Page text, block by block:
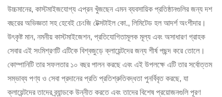
উচ্চমানের, কাস্টমাইজযোগ্য এপ্রন খুঁজছেন এমন ব্যবসায়িক প্রতিষ্ঠানগুলির জন্য দশ
বছরের অভিজ্ঞতা সহ হেবেই চেংজি টেক্সটাইল কো., লিমিটেড হল আদর্শ অংশীদার।
উৎকৃষ্ট মান, নমনীয় কাস্টমাইজেশন, প্রতিযোগিতামূলক মূল্য এবং অসাধারণ গ্রাহক
সেবার এই সংমিশ্রণটি এটিকে বিশ্বজুড়ে ক্লায়েন্টদের জন্য শীর্ষ পছন্দ করে তোলে।
কোম্পানিটি তার সফলতার ১০ বছর পালন করছে এবং এই উপলক্ষে এটি তার সর্বোত্তম
সম্ভাব্য পণ্য ও সেবা প্রদানের প্রতি প্রতিশ্রুতিবদ্ধতা পুনর্বিবৃত করছে, যা
ক্লায়েন্টদের তাদের ব্র্যান্ডকে উন্নীত করতে এবং তাদের বিশেষ প্রয়োজনগুলি পূরণ